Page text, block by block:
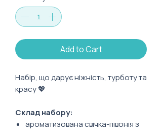
Add to Cart
Набір, що дарує ніжність, турботу та
красу 💖
Склад набору:
ароматизована свічка-півонія з